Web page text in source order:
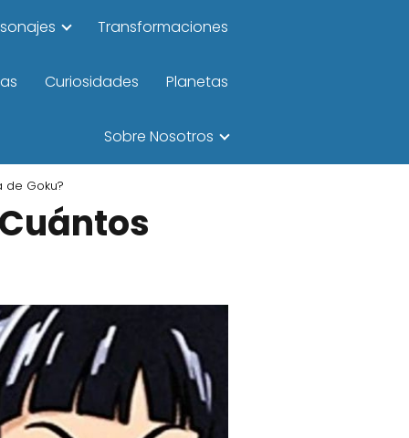
Transformaciones
Curiosidades Planetas
Sobre Nosotros
de Goku?